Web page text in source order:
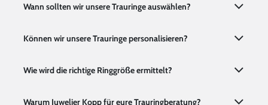
Wann sollten wir unsere Trauringe auswählen?
Können wir unsere Trauringe personalisieren?
Wie wird die richtige Ringgröße ermittelt?
Warum Juwelier Kopp für eure Trauringberatung?